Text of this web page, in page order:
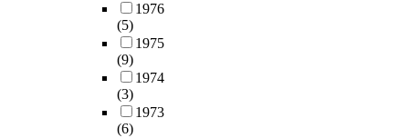
1976
(5)
1975
(9)
1974
(3)
1973
(6)